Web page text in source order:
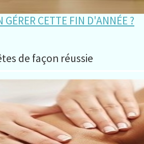
GÉRER CETTE FIN D'ANNÉE ?
de façon réussie